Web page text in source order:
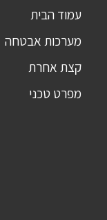
עמוד הבית
מערכות אבטחה
קצת אחרת
מפרט טכני